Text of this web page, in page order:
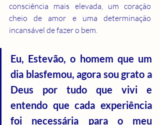
consciência mais elevada, um coração
cheio de amor e uma determinação
incansável de fazer o bem.
Eu, Estevão, o homem que um
dia blasfemou, agora sou grato a
Deus por tudo que vivi e
entendo que cada experiência
foi necessária para o meu